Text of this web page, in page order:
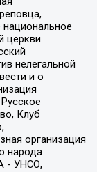
церкви
нелегальной
и о
Клуб
организация
народа
- УНСО,